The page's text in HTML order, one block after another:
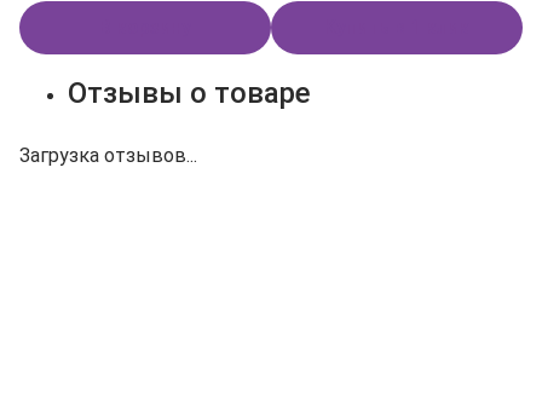
Отзывы о товаре
Загрузка отзывов...